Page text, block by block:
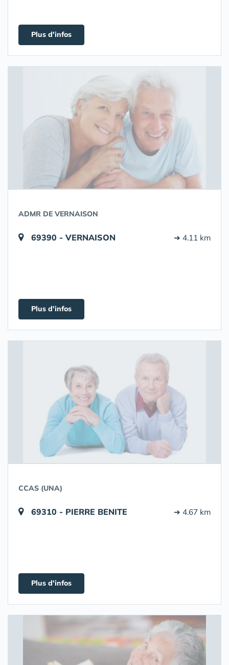
Plus d'infos
ADMR DE VERNAISON
69390 - VERNAISON ➔ 4.11 km
Plus d'infos
CCAS (UNA)
69310 - PIERRE BENITE ➔ 4.67 km
Plus d'infos